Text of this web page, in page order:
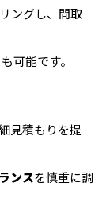
ングし、間取
可能です。
見積もりを提
ンスを慎重に調